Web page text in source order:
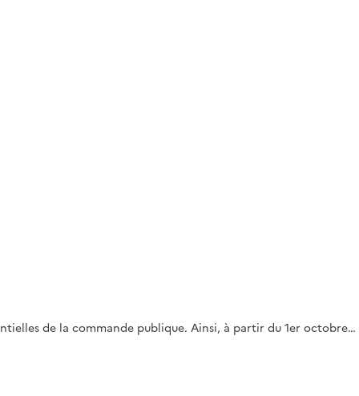
de la commande publique. Ainsi, à partir du 1er octobre…